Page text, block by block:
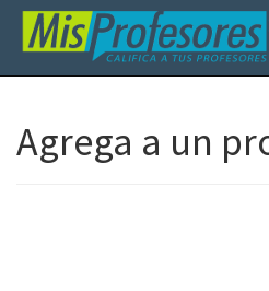
Agrega a un